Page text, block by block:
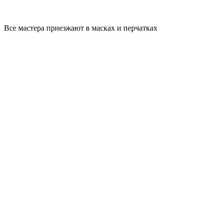
Все мастера приезжают в масках и перчатках